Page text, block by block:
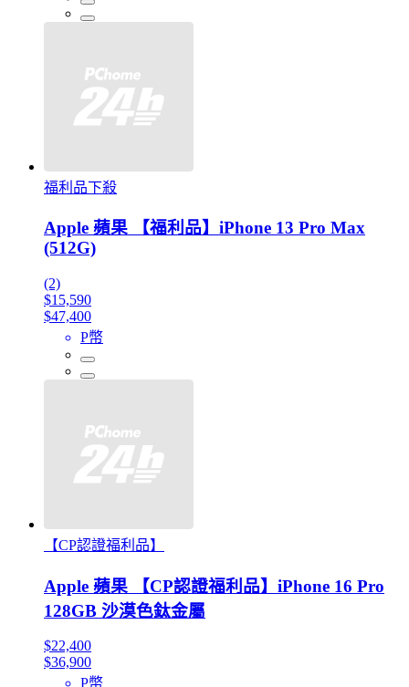
福利品下殺
Apple 蘋果 【福利品】iPhone 13 Pro Max
(512G)
(2)
$15,590
$47,400
P幣
【CP認證福利品】
Apple 蘋果 【CP認證福利品】iPhone 16 Pro
128GB 沙漠色鈦金屬
$22,400
$36,900
P幣